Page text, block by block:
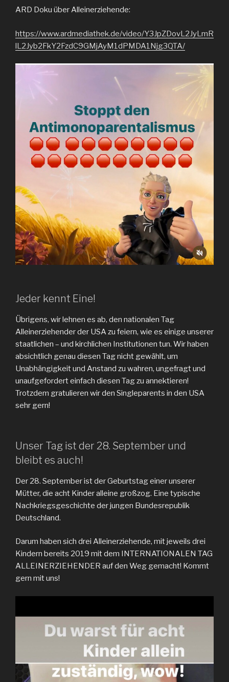
ARD Doku über Alleinerziehende:
https://www.ardmediathek.de/video/Y3JpZDovL2JyLmR
lL2Jyb2FkY2FzdC9GMjAyM1dPMDA1Njg3QTA/
Jeder kennt Eine!
Übrigens, wir lehnen es ab, den nationalen Tag
Alleinerziehender der USA zu feiern, wie es einige unserer
staatlichen – und kirchlichen Institutionen tun. Wir haben
absichtlich genau diesen Tag nicht gewählt, um
Unabhängigkeit und Anstand zu wahren, ungefragt und
unaufgefordert einfach diesen Tag zu annektieren!
Trotzdem gratulieren wir den Singleparents in den USA
sehr gern!
Unser Tag ist der 28. September und
bleibt es auch!
Der 28. September ist der Geburtstag einer unserer
Mütter, die acht Kinder alleine großzog. Eine typische
Nachkriegsgeschichte der jungen Bundesrepublik
Deutschland.
Darum haben sich drei Alleinerziehende, mit jeweils drei
Kindern bereits 2019 mit dem INTERNATIONALEN TAG
ALLEINERZIEHENDER auf den Weg gemacht! Kommt
gern mit uns!